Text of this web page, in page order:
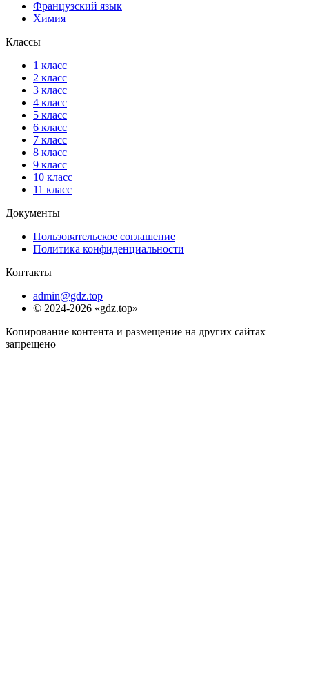
Французский язык
Химия
Классы
1 класс
2 класс
3 класс
4 класс
5 класс
6 класс
7 класс
8 класс
9 класс
10 класс
11 класс
Документы
Пользовательское соглашение
Политика конфиденциальности
Контакты
admin@gdz.top
© 2024-2026 «gdz.top»
Копирование контента и размещение на других сайтах
запрещено